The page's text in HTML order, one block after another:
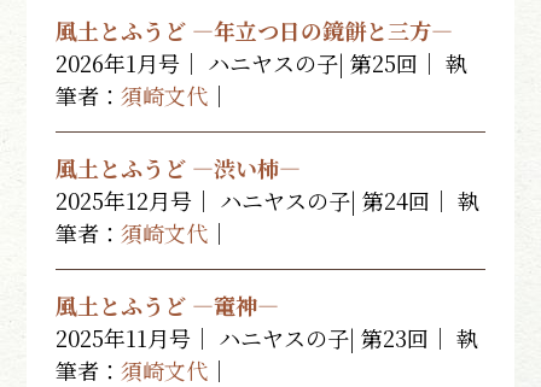
風土とふうど ―年立つ日の鏡餅と三方―
2026年1月号｜ ハニヤスの子| 第25回｜ 執
筆者：須崎文代 ｜
風土とふうど ―渋い柿―
2025年12月号｜ ハニヤスの子| 第24回｜ 執
筆者：須崎文代 ｜
風土とふうど ―竃神―
2025年11月号｜ ハニヤスの子| 第23回｜ 執
筆者：須崎文代 ｜